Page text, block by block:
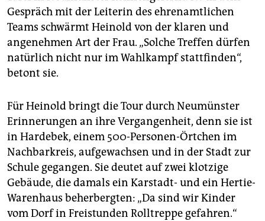
Gespräch mit der Leiterin des ehrenamtlichen
Teams schwärmt Heinold von der klaren und
angenehmen Art der Frau. „Solche Treffen dürfen
natürlich nicht nur im Wahlkampf stattfinden“,
betont sie.
Für Heinold bringt die Tour durch Neumünster
Erinnerungen an ihre Vergangenheit, denn sie ist
in Hardebek, einem 500-Personen-Örtchen im
Nachbarkreis, aufgewachsen und in der Stadt zur
Schule gegangen. Sie deutet auf zwei klotzige
Gebäude, die damals ein Karstadt- und ein Hertie-
Warenhaus beherbergten: „Da sind wir Kinder
vom Dorf in Freistunden Rolltreppe gefahren.“